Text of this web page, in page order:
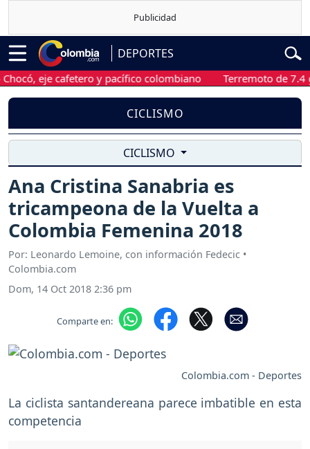
DEPORTES
eje cafetero y pacífico colombiano Terremoto de 7.4
CICLISMO
CICLISMO
Ana Cristina Sanabria es
tricampeona de la Vuelta a
Colombia Femenina 2018
Por: Leonardo Lemoine, con información Fedecic •
Colombia.com
Dom, 14 Oct 2018 2:36 pm
Comparte en:
Colombia.com - Deportes
La ciclista santandereana parece imbatible en esta
competencia